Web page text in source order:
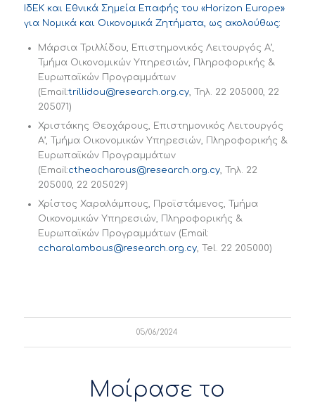
ΙδΕΚ και Εθνικά Σημεία Επαφής του «Horizon Europe»
για Νομικά και Οικονομικά Ζητήματα, ως ακολούθως:
Μάρσια Τριλλίδου, Επιστημονικός Λειτουργός Α’,
Τμήμα Οικονομικών Υπηρεσιών, Πληροφορικής &
Ευρωπαϊκών Προγραμμάτων
(Email:trillidou@research.org.cy, Τηλ. 22 205000, 22
205071)
Χριστάκης Θεοχάρους, Επιστημονικός Λειτουργός
Α’, Τμήμα Οικονομικών Υπηρεσιών, Πληροφορικής &
Ευρωπαϊκών Προγραμμάτων
(Email:ctheocharous@research.org.cy, Τηλ. 22
205000, 22 205029)
Χρίστος Χαραλάμπους, Προϊστάμενος, Τμήμα
Οικονομικών Υπηρεσιών, Πληροφορικής &
Ευρωπαϊκών Προγραμμάτων (Email:
ccharalambous@research.org.cy, Tel. 22 205000)
05/06/2024
Μοίρασε το